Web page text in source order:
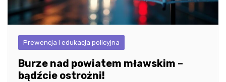
Prewencja i edukacja policyjna
Burze nad powiatem mławskim –
bądźcie ostrożni!